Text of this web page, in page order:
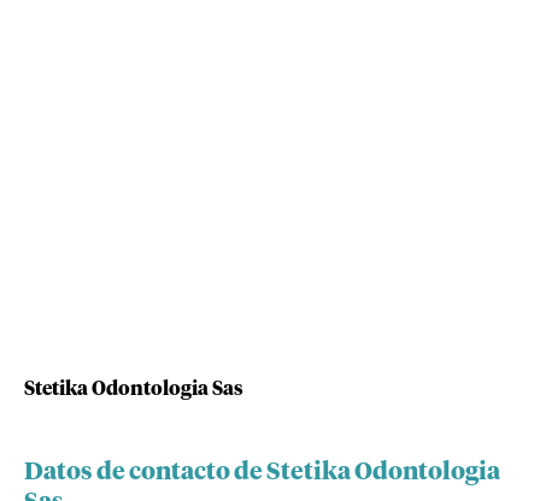
Stetika Odontologia Sas
Datos de contacto de Stetika Odontologia